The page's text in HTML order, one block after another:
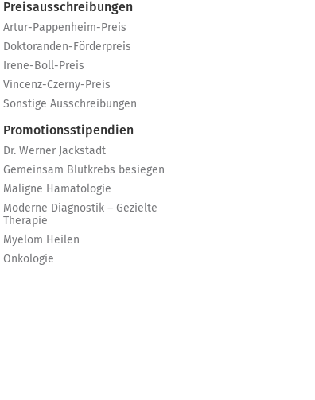
Preisausschreibungen
Artur-Pappenheim-Preis
Doktoranden-Förderpreis
Irene-Boll-Preis
Vincenz-Czerny-Preis
Sonstige Ausschreibungen
Promotionsstipendien
Dr. Werner Jackstädt
Gemeinsam Blutkrebs besiegen
Maligne Hämatologie
Moderne Diagnostik – Gezielte
Therapie
Myelom Heilen
Onkologie